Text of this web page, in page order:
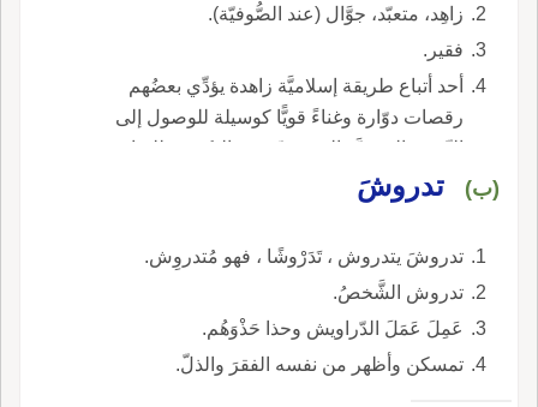
زاهِد، متعبّد، جوَّال (عند الصُّوفيّة).
فقير.
أحد أتباع طريقة إسلاميَّة زاهدة يؤدِّي بعضُهم
رقصات دوّارة وغناءً قويًّا كوسيلة للوصول إلى
النّشوة الروحيَّة المستمدّة من التكرّس للعبادة.
(ب) تدروشَ
تدروشَ يتدروش ، تَدَرْوشًا ، فهو مُتدروِش.
تدروش الشَّخصُ.
عَمِلَ عَمَلَ الدّراويش وحذا حَذْوَهُم.
تمسكن وأظهر من نفسه الفقرَ والذلّ.